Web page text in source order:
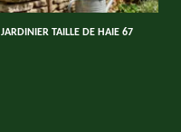
JARDINIER TAILLE DE HAIE 67